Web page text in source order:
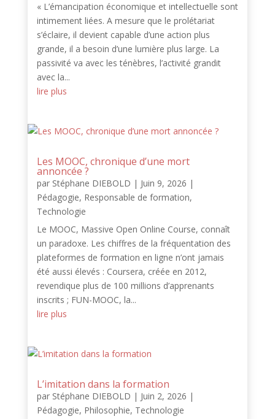
« L’émancipation économique et intellectuelle sont
intimement liées. A mesure que le prolétariat
s’éclaire, il devient capable d’une action plus
grande, il a besoin d’une lumière plus large. La
passivité va avec les ténèbres, l’activité grandit
avec la...
lire plus
Les MOOC, chronique d’une mort
annoncée ?
par Stéphane DIEBOLD | Juin 9, 2026 |
Pédagogie, Responsable de formation,
Technologie
Le MOOC, Massive Open Online Course, connaît
un paradoxe. Les chiffres de la fréquentation des
plateformes de formation en ligne n’ont jamais
été aussi élevés : Coursera, créée en 2012,
revendique plus de 100 millions d’apprenants
inscrits ; FUN-MOOC, la...
lire plus
L’imitation dans la formation
par Stéphane DIEBOLD | Juin 2, 2026 |
Pédagogie, Philosophie, Technologie